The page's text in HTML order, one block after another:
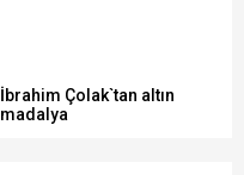
İbrahim Çolak`tan altın
madalya